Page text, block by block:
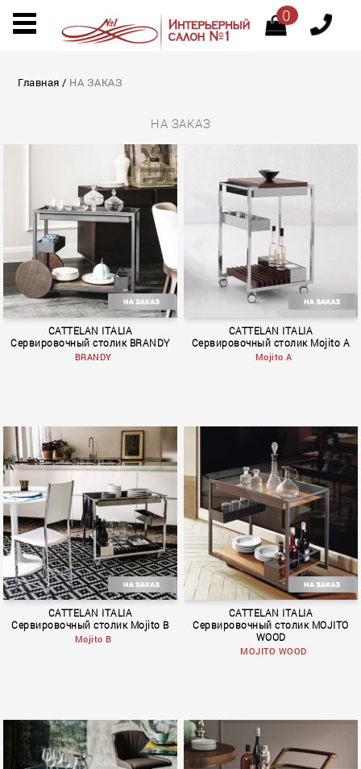
0
Главная / НА ЗАКАЗ
НА ЗАКАЗ
BOOK 3
CATTELAN ITALIA
Сервировочный столик BRANDY
BRANDY
BOOK 3
CATTELAN ITALIA
Сервировочный столик Mojito A
Mojito A
CATTELAN ITALIA
Сервировочный столик Mojito B
Mojito B
CATTELAN ITALIA
Сервировочный столик MOJITO
WOOD
MOJITO WOOD